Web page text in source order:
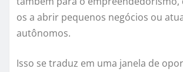
os a abrir pequenos negócios ou
autônomos.
Isso se traduz em uma janela de